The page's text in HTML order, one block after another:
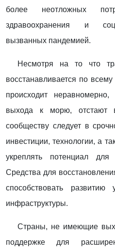
более неотложных
здравоохранения и
вызванных пандемией.
Несмотря на то что
восстанавливается по
происходит
выхода к морю, отстают
сообществу следует в
инвестиции, технологии, а
укреплять потенциал для
Средства для
способствовать развитию
инфраструктуры.
Страны, не имеющие
поддержке для